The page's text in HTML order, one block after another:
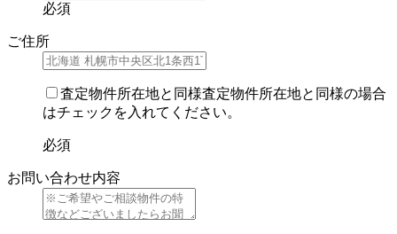
必須
ご住所
査定物件所在地と同様査定物件所在地と同様の場合
はチェックを入れてください。
必須
お問い合わせ内容